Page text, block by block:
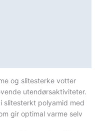
og slitesterke votter
utendørsaktiviteter.
slitesterkt polyamid med
gir optimal varme selv